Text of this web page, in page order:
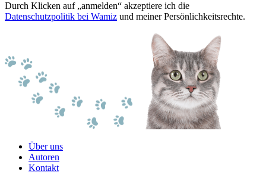
Durch Klicken auf „anmelden“ akzeptiere ich die
Datenschutzpolitik bei Wamiz und meiner Persönlichkeitsrechte.
Über uns
Autoren
Kontakt